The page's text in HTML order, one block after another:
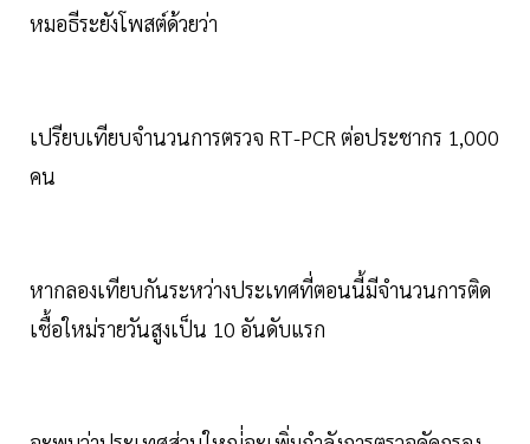
หมอธีระยังโพสต์ด้วยว่า
เปรียบเทียบจำนวนการตรวจ RT-PCR ต่อประชากร 1,000
คน
หากลองเทียบกันระหว่างประเทศที่ตอนนี้มีจำนวนการติด
เชื้อใหม่รายวันสูงเป็น 10 อันดับแรก